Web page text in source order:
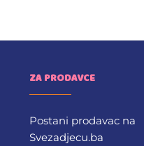
ZA PRODAVCE
Postani prodavac na
Svezadjecu.ba